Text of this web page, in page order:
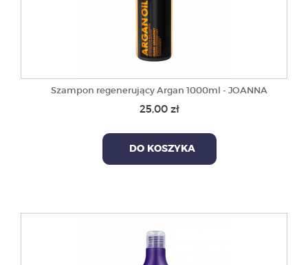
Szampon regenerujący Argan 1000ml - JOANNA
25,00 zł
DO KOSZYKA